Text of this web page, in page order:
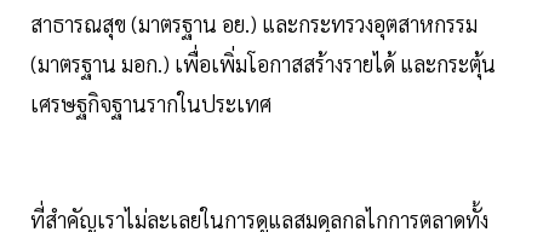
สาธารณสุข (มาตรฐาน อย.) และกระทรวงอุตสาหกรรม
(มาตรฐาน มอก.) เพื่อเพิ่มโอกาสสร้างรายได้ และกระตุ้น
เศรษฐกิจฐานรากในประเทศ
ที่สำคัญเราไม่ละเลยในการดูแลสมดุลกลไกการตลาดทั้ง